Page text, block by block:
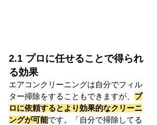
2.1 プロに任せることで得られ
る効果
エアコンクリーニングは自分でフィル
ター掃除をすることもできますが、 プ
ロに依頼するとより効果的なクリーニ
ングが可能です。「自分で掃除してる